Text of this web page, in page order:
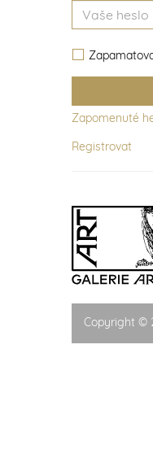
Zapomenuté
Registrovat
Copyright ©